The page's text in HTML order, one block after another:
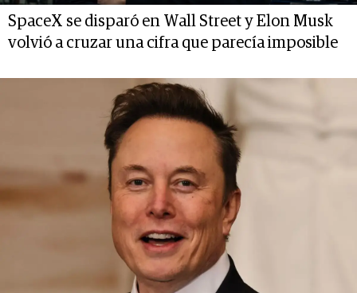
SpaceX se disparó en Wall Street y Elon Musk
volvió a cruzar una cifra que parecía imposible